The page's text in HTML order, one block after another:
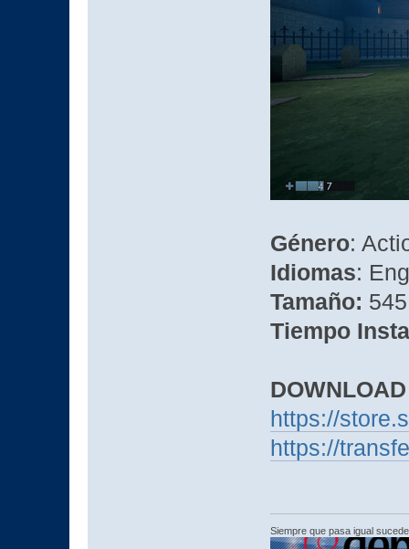
Género:
Idiomas:
Tamaño:
Tiempo
DOWNLOAD
https://
https://
Siempre que pasa igual